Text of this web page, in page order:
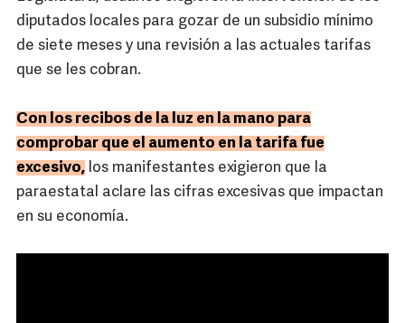
diputados locales para gozar de un subsidio mínimo
de siete meses y una revisión a las actuales tarifas
que se les cobran.
Con los recibos de la luz en la mano para
comprobar que el aumento en la tarifa fue
excesivo, los manifestantes exigieron que la
paraestatal aclare las cifras excesivas que impactan
en su economía.